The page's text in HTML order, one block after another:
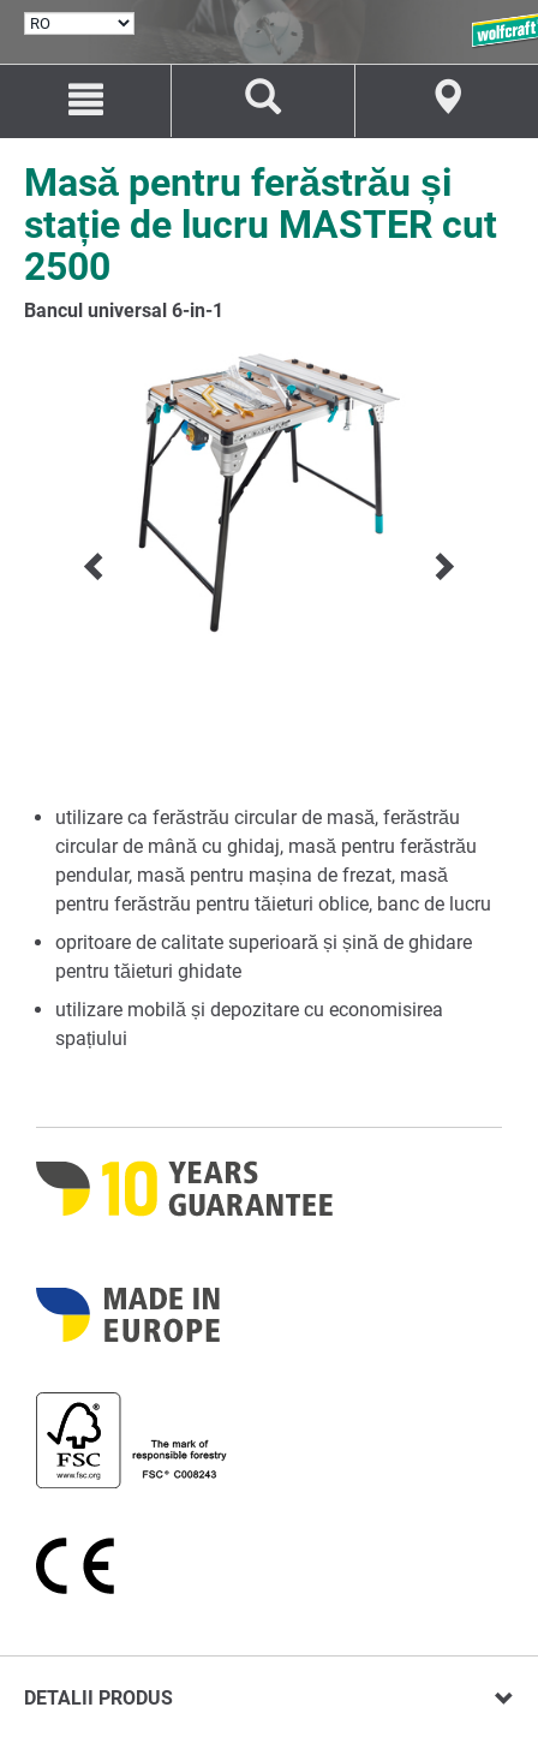
SELECTARE
conținut
navigare
Masă pentru ferăstrău și
stație de lucru MASTER cut
2500
Bancul universal 6-in-1
utilizare ca ferăstrău circular de masă, ferăstrău
circular de mână cu ghidaj, masă pentru ferăstrău
pendular, masă pentru mașina de frezat, masă
pentru ferăstrău pentru tăieturi oblice, banc de lucru
opritoare de calitate superioară și șină de ghidare
pentru tăieturi ghidate
utilizare mobilă și depozitare cu economisirea
spațiului
DETALII PRODUS